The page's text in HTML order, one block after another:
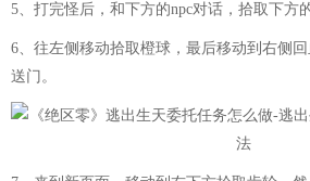
5、打完怪后，和下方的npc对话，拾取下方
6、往左侧移动拾取橙球，最后移动到右侧
送门。